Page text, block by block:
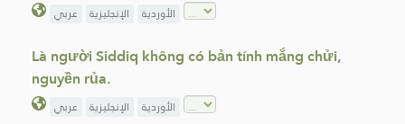
عربي الإنجليزية الأوردية
Là người Siddiq không có bản tính mắng chửi,
nguyền rủa.
عربي الإنجليزية الأوردية